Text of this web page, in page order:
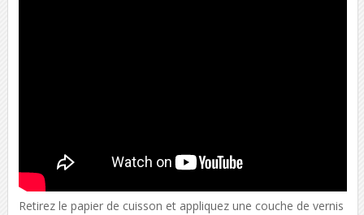
Retirez le papier de cuisson et appliquez une couche de vernis